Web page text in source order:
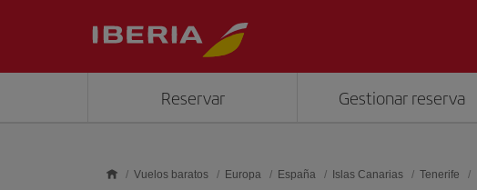
Reservar Gestionar reserva
Vuelos baratos Europa España Islas Canarias Tenerife